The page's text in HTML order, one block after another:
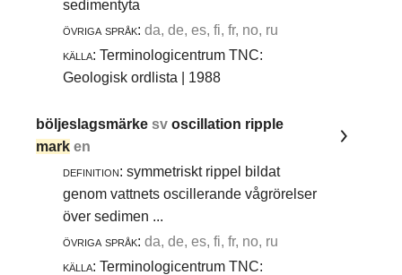
sedimentyta
övriga språk: da, de, es, fi, fr, no, ru
källa: Terminologicentrum TNC:
Geologisk ordlista | 1988
böljeslagsmärkesvoscillation ripple
mark en
definition: symmetriskt rippel bildat
genom vattnets oscillerande vågrörelser
över sedimen ...
övriga språk: da, de, es, fi, fr, no, ru
källa: Terminologicentrum TNC: